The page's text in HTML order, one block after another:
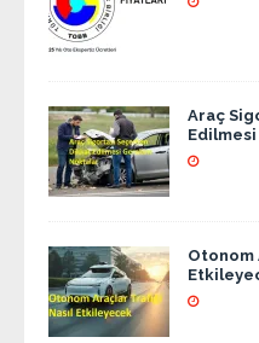
Araç
Otonom